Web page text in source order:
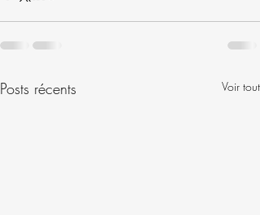
Posts récents Voir tout